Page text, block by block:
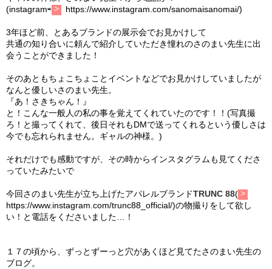
(instagram⇨
https://www.instagram.com/sanomaisanomai/)
3年ほど前、とあるブランドの展示会でお見かけして
共通の知り合いに頼んで紹介していただき憧れのさのまい先生に出
会うことができました！
そのあともちょこちょことイベントなどでお見かけしていましたが
なんと優しいさのまい先生。
『あ！さきちゃん！』
と！こんな一般人の私の事を覚えてくれていたのです！！(写真撮
ろ！と撮ってくれて、 後日それもDMで送ってくれるという優しさは
今でも忘れられません。ギャルの神様。)
それだけでも感動ですが、 その時からインスタグラムも見てくださ
っていたみたいで
今回さのまい先生が立ち上げたアパレルブランドTRUNC 88(
https://www.instagram.com/trunc88_official/)の物撮りをして欲し
い！ と電話をくださいました…！
１７の頃から、 ずっとずーっと穴があくほど見てたさのまい先生の
ブログ。